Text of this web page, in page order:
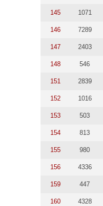
145 1071
146 7289
147 2403
148 546
151 2839
152 1016
153 503
154 813
155 980
156 4336
159 447
160 4328